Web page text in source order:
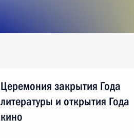
Церемония закрытия Года
литературы и открытия Года
кино